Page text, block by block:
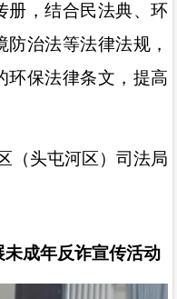
册，结合民法典、环
治法等法律法规，
环保法律条文，提高
（头屯河区）司法局
成年反诈宣传活动